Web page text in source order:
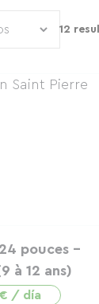
12
pouces -
à 12 ans)
/ día